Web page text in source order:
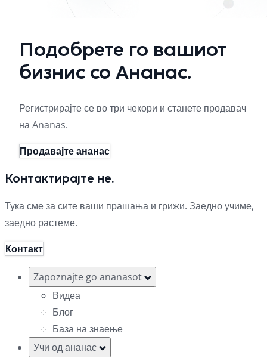
Подобрете го вашиот
бизнис со Ананас.
Регистрирајте се во три чекори и станете продавач
на Ananas.
Продавајте ананас
Контактирајте не.
Тука сме за сите ваши прашања и грижи. Заедно учиме,
заедно растеме.
Контакт
Zapoznajte go ananasot
Видеа
Блог
База на знаење
Учи од ананас